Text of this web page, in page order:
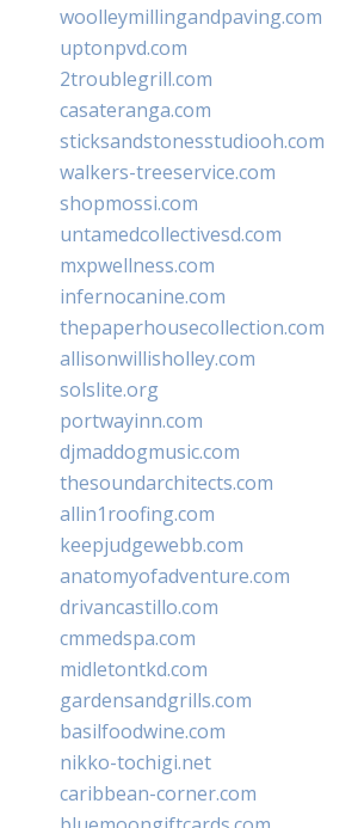
woolleymillingandpaving.com
uptonpvd.com
2troublegrill.com
casateranga.com
sticksandstonesstudiooh.com
walkers-treeservice.com
shopmossi.com
untamedcollectivesd.com
mxpwellness.com
infernocanine.com
thepaperhousecollection.com
allisonwillisholley.com
solslite.org
portwayinn.com
djmaddogmusic.com
thesoundarchitects.com
allin1roofing.com
keepjudgewebb.com
anatomyofadventure.com
drivancastillo.com
cmmedspa.com
midletontkd.com
gardensandgrills.com
basilfoodwine.com
nikko-tochigi.net
caribbean-corner.com